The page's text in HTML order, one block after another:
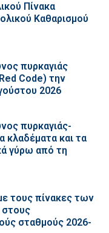
Πίνακα
Καθαρισμού
πυρκαγιάς
Code) την
2026
πυρκαγιάς-
κλαδέματα και τα
γύρω από τη
τους πίνακες των
σταθμούς 2026-